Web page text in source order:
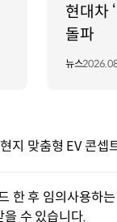
현대차
돌파
뉴스
지 맞춤형 EV 콘셉
한 후 임의사용하
수 있습니다.